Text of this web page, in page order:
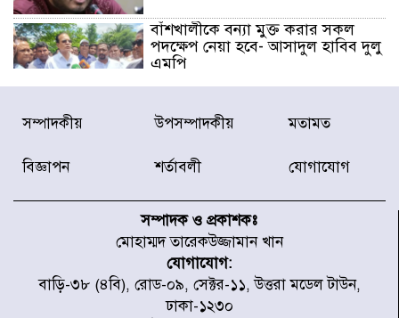
বাঁশখালীকে বন্যা মুক্ত করার সকল
পদক্ষেপ নেয়া হবে- আসাদুল হাবিব দুলু
এমপি
বিদ্যুৎ-জ্বালানি খাতে অস্থিরতা তৈরির
চেষ্টা করছে একটি চক্র : প্রধানমন্ত্রী
৫ আহত, চীনে বন্দর বন্ধ
চিকিৎসা খাতে জিডিপির ৫ শতাংশ
বরাদ্দের ঘোষণা স্থানীয় সরকার মন্ত্রীর
সম্পাদকীয় উপসম্পাদকীয় মতামত
বিজ্ঞাপন শর্তাবলী যোগাযোগ
সম্পাদক ও প্রকাশকঃ
মোহাম্মদ তারেকউজ্জামান খান
যোগাযোগ:
বাড়ি-৩৮ (৪বি), রোড-০৯, সেক্টর-১১, উত্তরা মডেল টাউন,
ঢাকা-১২৩০